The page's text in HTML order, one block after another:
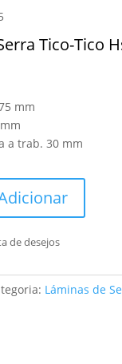
Tico-Tico
mm
a trab. 30 mm
de desejos
Láminas de